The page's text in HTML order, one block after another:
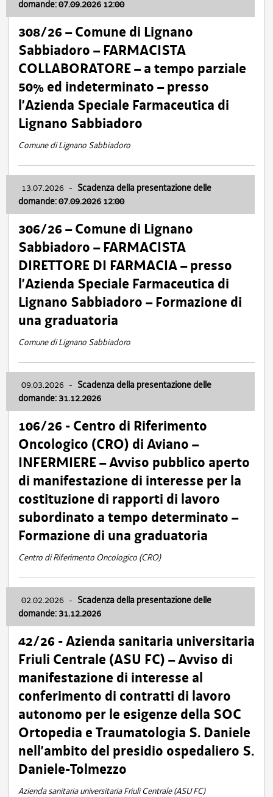
domande: 07.09.2026 12:00
308/26 – Comune di Lignano
Sabbiadoro – FARMACISTA
COLLABORATORE – a tempo parziale
50% ed indeterminato – presso
l’Azienda Speciale Farmaceutica di
Lignano Sabbiadoro
Comune di Lignano Sabbiadoro
13.07.2026 - Scadenza della presentazione delle
domande: 07.09.2026 12:00
306/26 – Comune di Lignano
Sabbiadoro – FARMACISTA
DIRETTORE DI FARMACIA – presso
l’Azienda Speciale Farmaceutica di
Lignano Sabbiadoro – Formazione di
una graduatoria
Comune di Lignano Sabbiadoro
09.03.2026 - Scadenza della presentazione delle
domande: 31.12.2026
106/26 - Centro di Riferimento
Oncologico (CRO) di Aviano –
INFERMIERE – Avviso pubblico aperto
di manifestazione di interesse per la
costituzione di rapporti di lavoro
subordinato a tempo determinato –
Formazione di una graduatoria
Centro di Riferimento Oncologico (CRO)
02.02.2026 - Scadenza della presentazione delle
domande: 31.12.2026
42/26 - Azienda sanitaria universitaria
Friuli Centrale (ASU FC) – Avviso di
manifestazione di interesse al
conferimento di contratti di lavoro
autonomo per le esigenze della SOC
Ortopedia e Traumatologia S. Daniele
nell’ambito del presidio ospedaliero S.
Daniele-Tolmezzo
Azienda sanitaria universitaria Friuli Centrale (ASU FC)